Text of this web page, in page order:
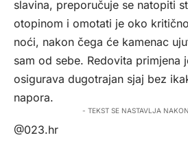
slavina, preporučuje se natopiti
otopinom i omotati je oko
noći, nakon čega će kamenac
sam od sebe. Redovita primjena
osigurava dugotrajan sjaj bez
napora.
- TEKST SE NASTAVLJA
@023.hr